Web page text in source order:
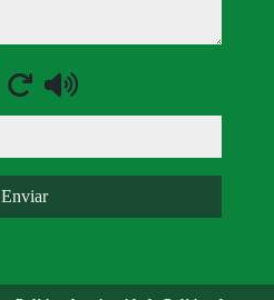
Enviar